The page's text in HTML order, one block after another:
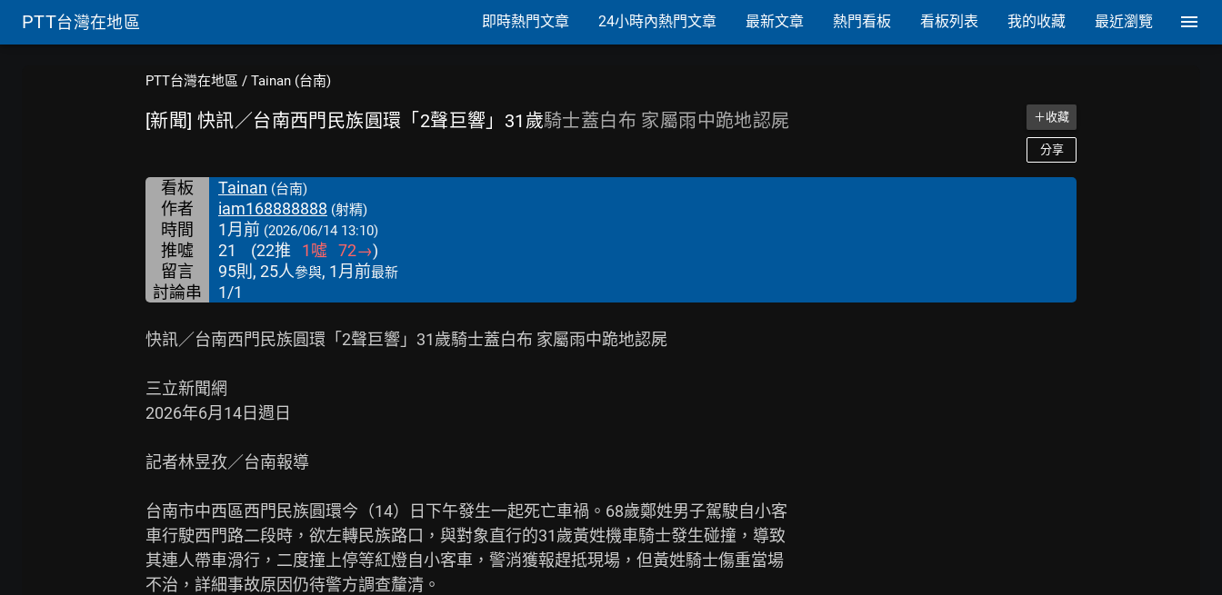
PTT台灣在地區 即時熱門文章 24小時內熱門文章 最新文章 熱門看板 看板列表 我的收藏 最近瀏覽
PTT台灣在地區 / Tainan (台南)
[新聞] 快訊／台南西門民族圓環「2聲巨響」31歲騎士蓋白布 家屬雨中跪地認屍 ＋收藏
分享
看板 Tainan (台南)
作者 iam168888888 (射精)
時間 1月前 (2026/06/14 13:10)
推噓 21 (22推 1噓 72→)
留言
95則, 25人參與, 1月前最新
討論串 1/1
快訊／台南西門民族圓環「2聲巨響」31歲騎士蓋白布 家屬雨中跪地認屍
三立新聞網
2026年6月14日週日
記者林昱孜／台南報導
台南市中西區西門民族圓環今（14）日下午發生一起死亡車禍。68歲鄭姓男子駕駛自小客
車行駛西門路二段時，欲左轉民族路口，與對象直行的31歲黃姓機車騎士發生碰撞，導致
其連人帶車滑行，二度撞上停等紅燈自小客車，警消獲報趕抵現場，但黃姓騎士傷重當場
不治，詳細事故原因仍待警方調查釐清。